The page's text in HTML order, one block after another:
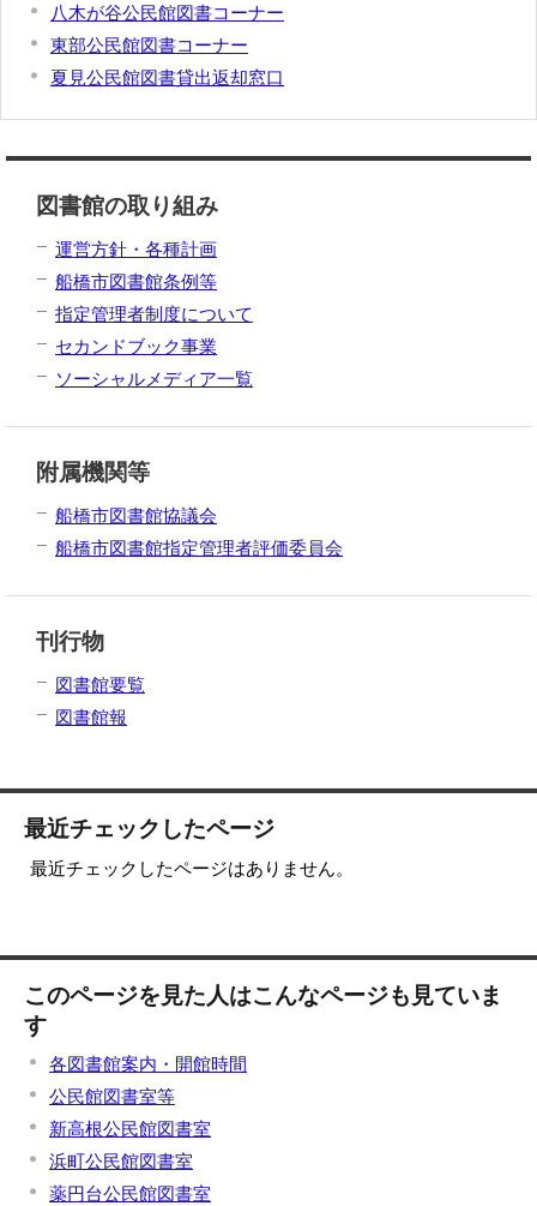
八木が谷公民館図書コーナー
東部公民館図書コーナー
夏見公民館図書貸出返却窓口
図書館の取り組み
運営方針・各種計画
船橋市図書館条例等
指定管理者制度について
セカンドブック事業
ソーシャルメディア一覧
附属機関等
船橋市図書館協議会
船橋市図書館指定管理者評価委員会
刊行物
図書館要覧
図書館報
最近チェックしたページ
最近チェックしたページはありません。
このページを見た人はこんなページも見ていま
す
各図書館案内・開館時間
公民館図書室等
新高根公民館図書室
浜町公民館図書室
薬円台公民館図書室